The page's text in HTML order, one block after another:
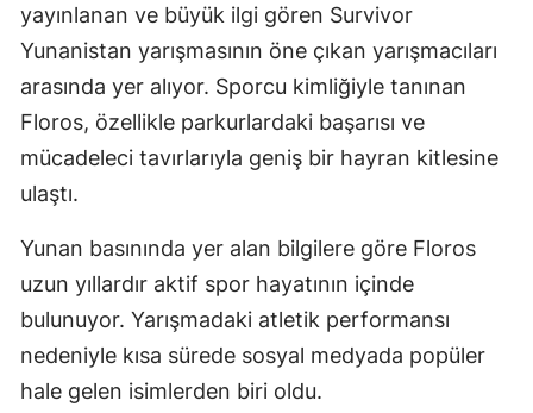
Kars
Kayseri
Kırşehir
Konya
yayınlanan ve büyük ilgi gören Survivor
Yunanistan yarışmasının öne çıkan yarışmacıları
arasında yer alıyor. Sporcu kimliğiyle tanınan
Floros, özellikle parkurlardaki başarısı ve
mücadeleci tavırlarıyla geniş bir hayran kitlesine
ulaştı.
Yunan basınında yer alan bilgilere göre Floros
uzun yıllardır aktif spor hayatının içinde
bulunuyor. Yarışmadaki atletik performansı
nedeniyle kısa sürede sosyal medyada popüler
hale gelen isimlerden biri oldu.